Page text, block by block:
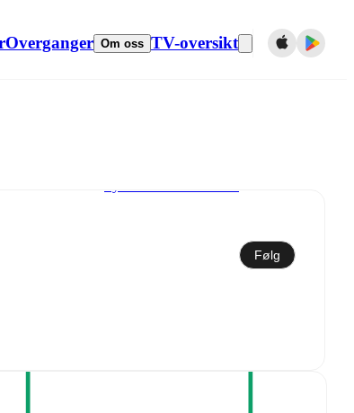
Overganger Om oss TV-oversikt
Følg